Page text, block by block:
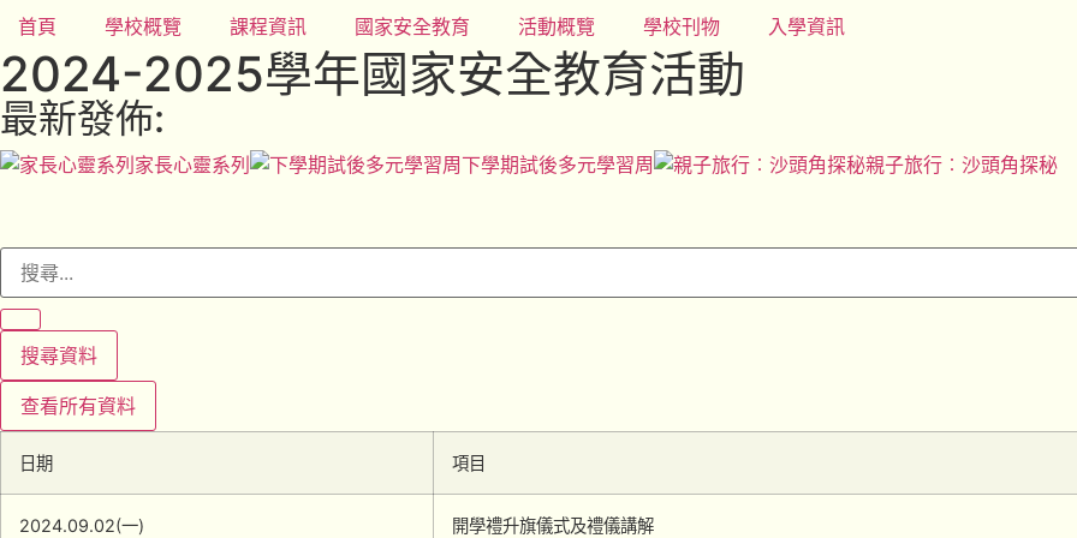
首頁 學校概覽 課程資訊 國家安全教育 活動概覽 學校刊物 入學資訊
2024-2025學年國家安全教育活動
最新發佈:
家長心靈系列 下學期試後多元學習周 親子旅行︰沙頭角探秘
搜尋資料
查看所有資料
日期 項目
2024.09.02(一) 開學禮升旗儀式及禮儀講解